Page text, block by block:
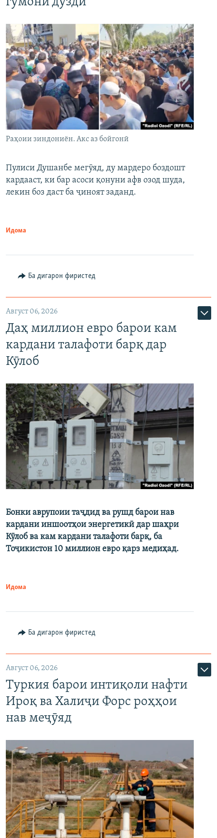
Раҳоии зиндониён. Акс аз бойгонӣ
Пулиси Душанбе мегӯяд, ду мардеро боздошт
кардааст, ки бар асоси қонуни афв озод шуда,
лекин боз даст ба ҷиноят заданд.
Идома
Ба дигарон фиристед
Август 06, 2026
Даҳ миллион евро барои кам
кардани талафоти барқ дар
Кӯлоб
Бонки аврупоии таҷдид ва рушд барои нав
кардани иншоотҳои энергетикӣ дар шаҳри
Кӯлоб ва кам кардани талафоти барқ, ба
Тоҷикистон 10 миллион евро қарз медиҳад.
Идома
Ба дигарон фиристед
Август 06, 2026
Туркия барои интиқоли нафти
Ироқ ва Халиҷи Форс роҳҳои
нав меҷӯяд